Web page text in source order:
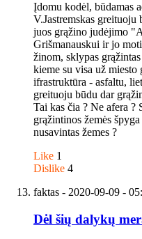
Įdomu kodėl, būdamas
V.Jastremskas
juos grąžino judėjimo
Grišmanauskui ir jo
žinom, sklypas
kieme su visa už
ifrastruktūra - asfaltu,
greituoju būdu dar
Tai kas čia ? Ne afera ?
grąžintinos žemės
nusavintas žemes ?
Like 1
Dislike 4
faktas - 2020-09-09 -
Dėl šių dalykų